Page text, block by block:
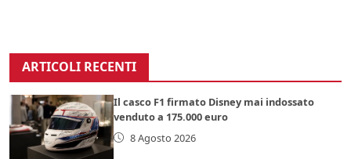
ARTICOLI RECENTI
Il casco F1 firmato Disney mai indossato
venduto a 175.000 euro
8 Agosto 2026